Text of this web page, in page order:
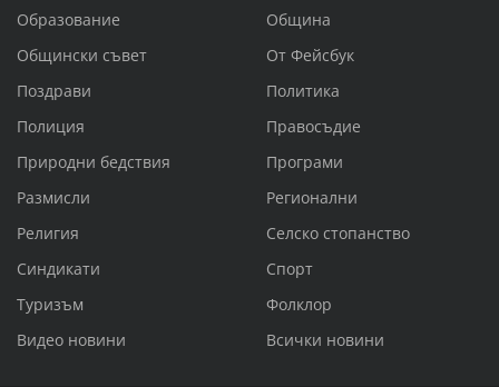
Образование
Община
Общински съвет
От Фейсбук
Поздрави
Политика
Полиция
Правосъдие
Природни бедствия
Програми
Размисли
Регионални
Религия
Селско стопанство
Синдикати
Спорт
Туризъм
Фолклор
Видео новини
Всички новини